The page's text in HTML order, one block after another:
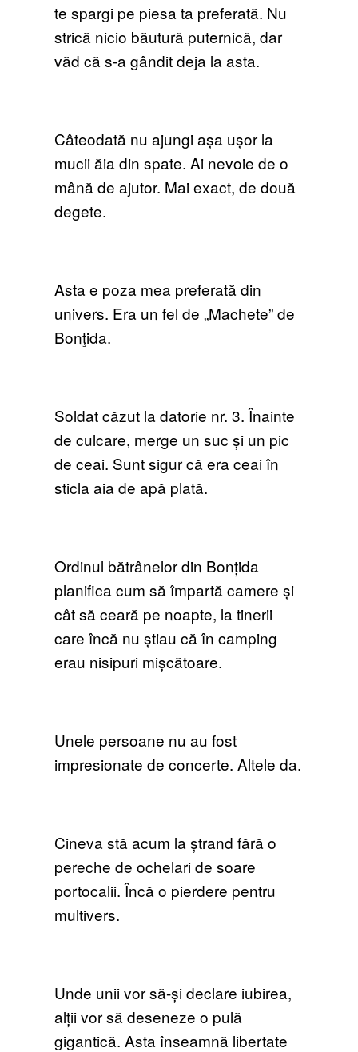
te spargi pe piesa ta preferată. Nu
strică nicio băutură puternică, dar
văd că s-a gândit deja la asta.
Câteodată nu ajungi așa ușor la
mucii ăia din spate. Ai nevoie de o
mână de ajutor. Mai exact, de două
degete.
Asta e poza mea preferată din
univers. Era un fel de „Machete” de
Bonţida.
Soldat căzut la datorie nr. 3. Înainte
de culcare, merge un suc și un pic
de ceai. Sunt sigur că era ceai în
sticla aia de apă plată.
Ordinul bătrânelor din Bonțida
planifica cum să împartă camere și
cât să ceară pe noapte, la tinerii
care încă nu știau că în camping
erau nisipuri mișcătoare.
Unele persoane nu au fost
impresionate de concerte. Altele da.
Cineva stă acum la ștrand fără o
pereche de ochelari de soare
portocalii. Încă o pierdere pentru
multivers.
Unde unii vor să-și declare iubirea,
alții vor să deseneze o pulă
gigantică. Asta înseamnă libertate